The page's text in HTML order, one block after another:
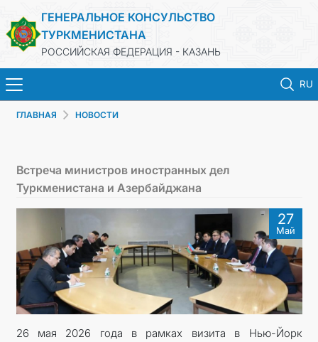
ГЕНЕРАЛЬНОЕ КОНСУЛЬСТВО
ТУРКМЕНИСТАНА
РОССИЙСКАЯ ФЕДЕРАЦИЯ - КАЗАНЬ
RU
КОНСУЛЬСКИЕ УСЛУГИ
ОБ ОРГАНИЗАЦИИ
ОБЪЯВЛЕНИЯ
ГЛАВНАЯ НОВОСТИ
Встреча министров иностранных дел
Туркменистана и Азербайджана
27
Май
26 мая 2026 года в рамках визита в Нью-Йорк